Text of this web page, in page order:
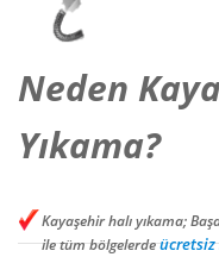
Neden
Yıkama?
Kayaşehir halı yıkama;
ile tüm bölgelerdeücretsiz